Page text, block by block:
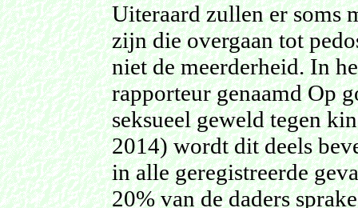
Uiteraard zullen er soms
zijn die overgaan tot
niet de meerderheid. In
rapporteur genaamd Op
seksueel geweld tegen
2014) wordt dit deels
in alle geregistreerde
20% van de daders